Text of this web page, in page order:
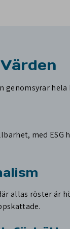
Värden
genomsyrar hela
med ESG
allas röster är